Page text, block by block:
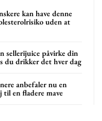
kan have denne
uden at
sellerijuice påvirke din
du drikker det hver dag
anbefaler nu en
til en fladere mave